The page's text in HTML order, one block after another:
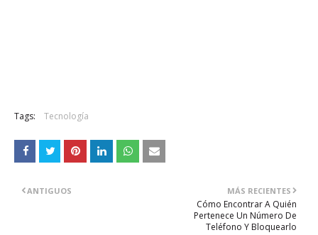
Tags: Tecnología
MÁS RECIENTES
Cómo Encontrar A Quién
Pertenece Un Número De
Teléfono Y Bloquearlo
ANTIGUOS